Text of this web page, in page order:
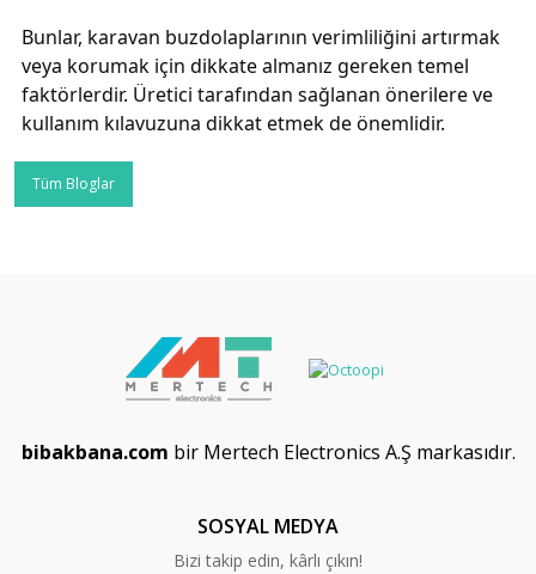
Bunlar, karavan buzdolaplarının verimliliğini artırmak
veya korumak için dikkate almanız gereken temel
faktörlerdir. Üretici tarafından sağlanan önerilere ve
kullanım kılavuzuna dikkat etmek de önemlidir.
Tüm Bloglar
bibakbana.com bir Mertech Electronics A.Ş markasıdır.
SOSYAL MEDYA
Bizi takip edin, kârlı çıkın!